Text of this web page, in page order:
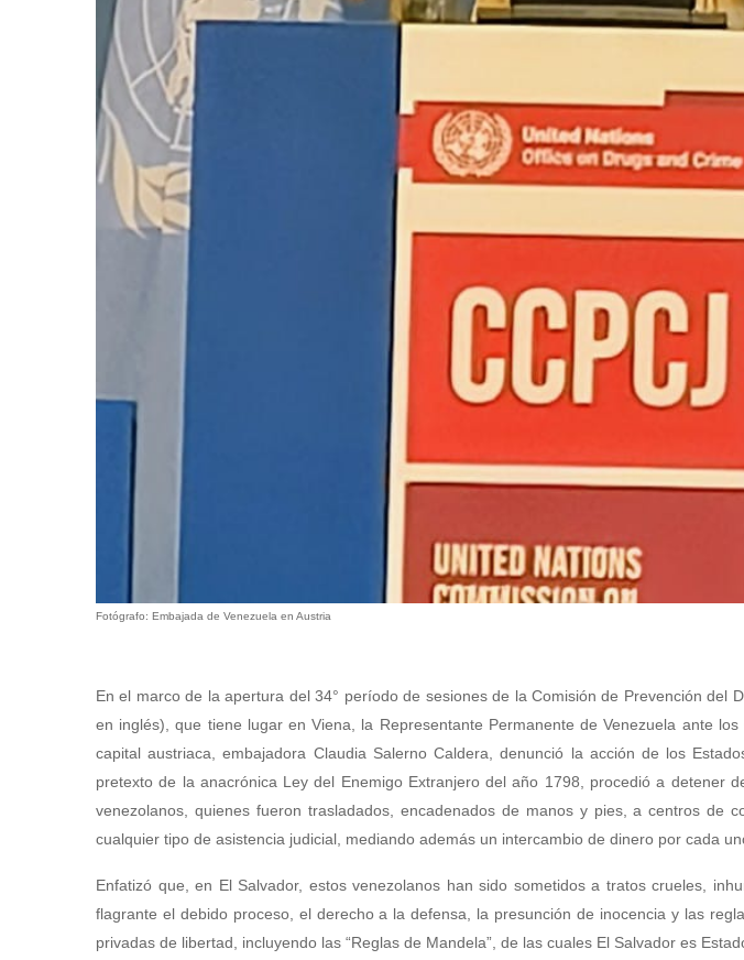
Fotógrafo: Embajada de Venezuela en Austria
En el marco de la apertura del 34° período de sesiones de la Comisión de Prevención del
en inglés), que tiene lugar en Viena, la Representante Permanente de Venezuela ante
capital austriaca, embajadora Claudia Salerno Caldera, denunció la acción de los
pretexto de la anacrónica Ley del Enemigo Extranjero del año 1798, procedió a detener
venezolanos, quienes fueron trasladados, encadenados de manos y pies, a centros de
cualquier tipo de asistencia judicial, mediando además un intercambio de dinero por cada
Enfatizó que, en El Salvador, estos venezolanos han sido sometidos a tratos crueles,
flagrante el debido proceso, el derecho a la defensa, la presunción de inocencia y las
privadas de libertad, incluyendo las “Reglas de Mandela”, de las cuales El Salvador es